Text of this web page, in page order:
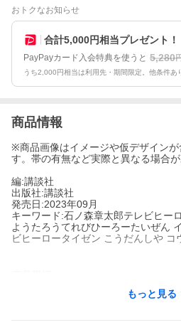
おトクなお知らせ
合計5,000円相当プレゼント！
PayPayカード入会特典を使うと 5,280
うち2,000円相当は利用先・期間限定。他条件あ
商品情報
※商品画像はイメージや仮デザインが
す。帯の有無など実際と異なる場合が
編:講談社
出版社:講談社
発売日:2023年09月
キーワード:石ノ森章太郎テレビヒー
ようたろうてれびひーろーたいぜん
ビヒーロータイゼン こうだんしや コ
もっと見る